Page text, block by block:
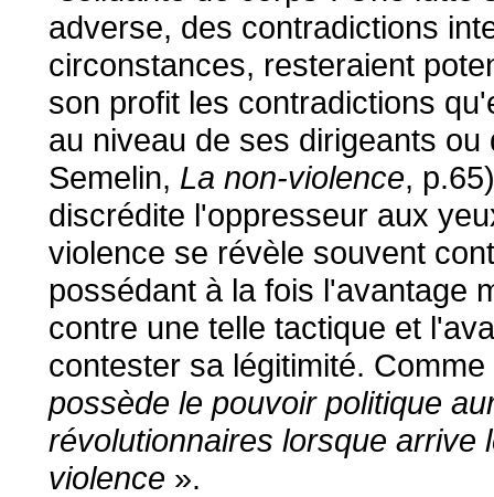
adverse, des contradictions
circonstances, resteraient
son profit les contradictions
au niveau de ses dirigeants
Semelin, La non-violence,
discrédite l'oppresseur aux
violence se révèle souvent
possédant à la fois l'avantage
contre une telle tactique et
contester sa légitimité.
possède le pouvoir politique
révolutionnaires lorsque arrive
violence ».